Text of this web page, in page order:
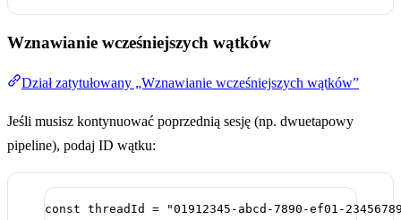
Wznawianie wcześniejszych wątków
Dział zatytułowany „Wznawianie wcześniejszych wątków”
Jeśli musisz kontynuować poprzednią sesję (np. dwuetapowy
pipeline), podaj ID wątku:
const threadId =
"01912345-abcd-7890-ef01-